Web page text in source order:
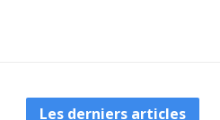
Les derniers articles